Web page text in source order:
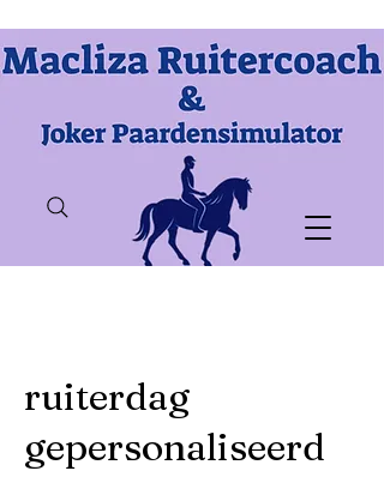
ruiterdag
gepersonaliseerd